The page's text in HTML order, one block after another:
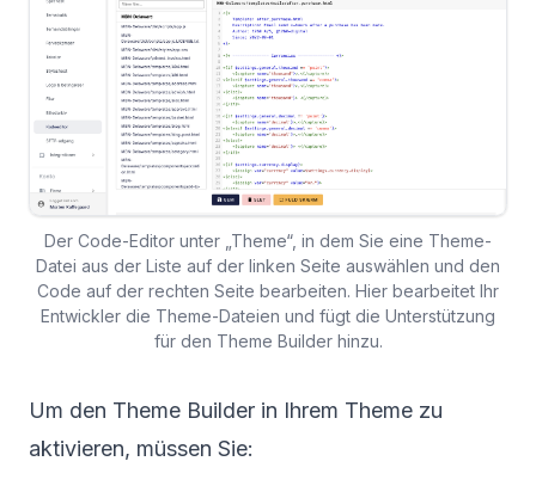
Der Code-Editor unter „Theme“, in dem Sie eine Theme-
Datei aus der Liste auf der linken Seite auswählen und den
Code auf der rechten Seite bearbeiten. Hier bearbeitet Ihr
Entwickler die Theme-Dateien und fügt die Unterstützung
für den Theme Builder hinzu.
Um den Theme Builder in Ihrem Theme zu
aktivieren, müssen Sie: